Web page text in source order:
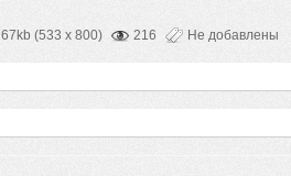
67kb (533 x 800) 216 Не добавлены